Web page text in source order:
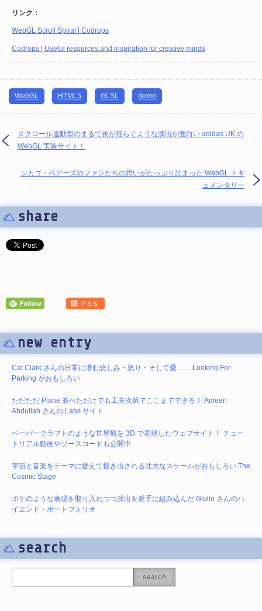
リンク：
WebGL Scroll Spiral | Codrops
Codrops | Useful resources and inspiration for creative minds
WebGL HTML5 GLSL demo
スクロール連動型のまるで炎が揺らぐような演出が面白い adidas UK の
WebGL 実装サイト！
シカゴ・ベアーズのファンたちの思いがたっぷり詰まった WebGL ドキ
ュメンタリー
share
new entry
Cat Clark さんの日常に潜む悲しみ・怒り・そして愛…… Looking For
Parking がおもしろい
ただただ Plane 並べただけでも工夫次第でここまでできる！ Ameen
Abdullah さんの Labs サイト
ペーパークラフトのような世界観を 3D で表現したウェブサイト！ チュー
トリアル動画やソースコードも公開中
宇宙と音楽をテーマに据えて描き出される壮大なスケールがおもしろい The
Cosmic Stage
ボケのような表現を取り入れつつ演出を派手に組み込んだ Giulio さんのハ
イエンド・ポートフォリオ
search
search